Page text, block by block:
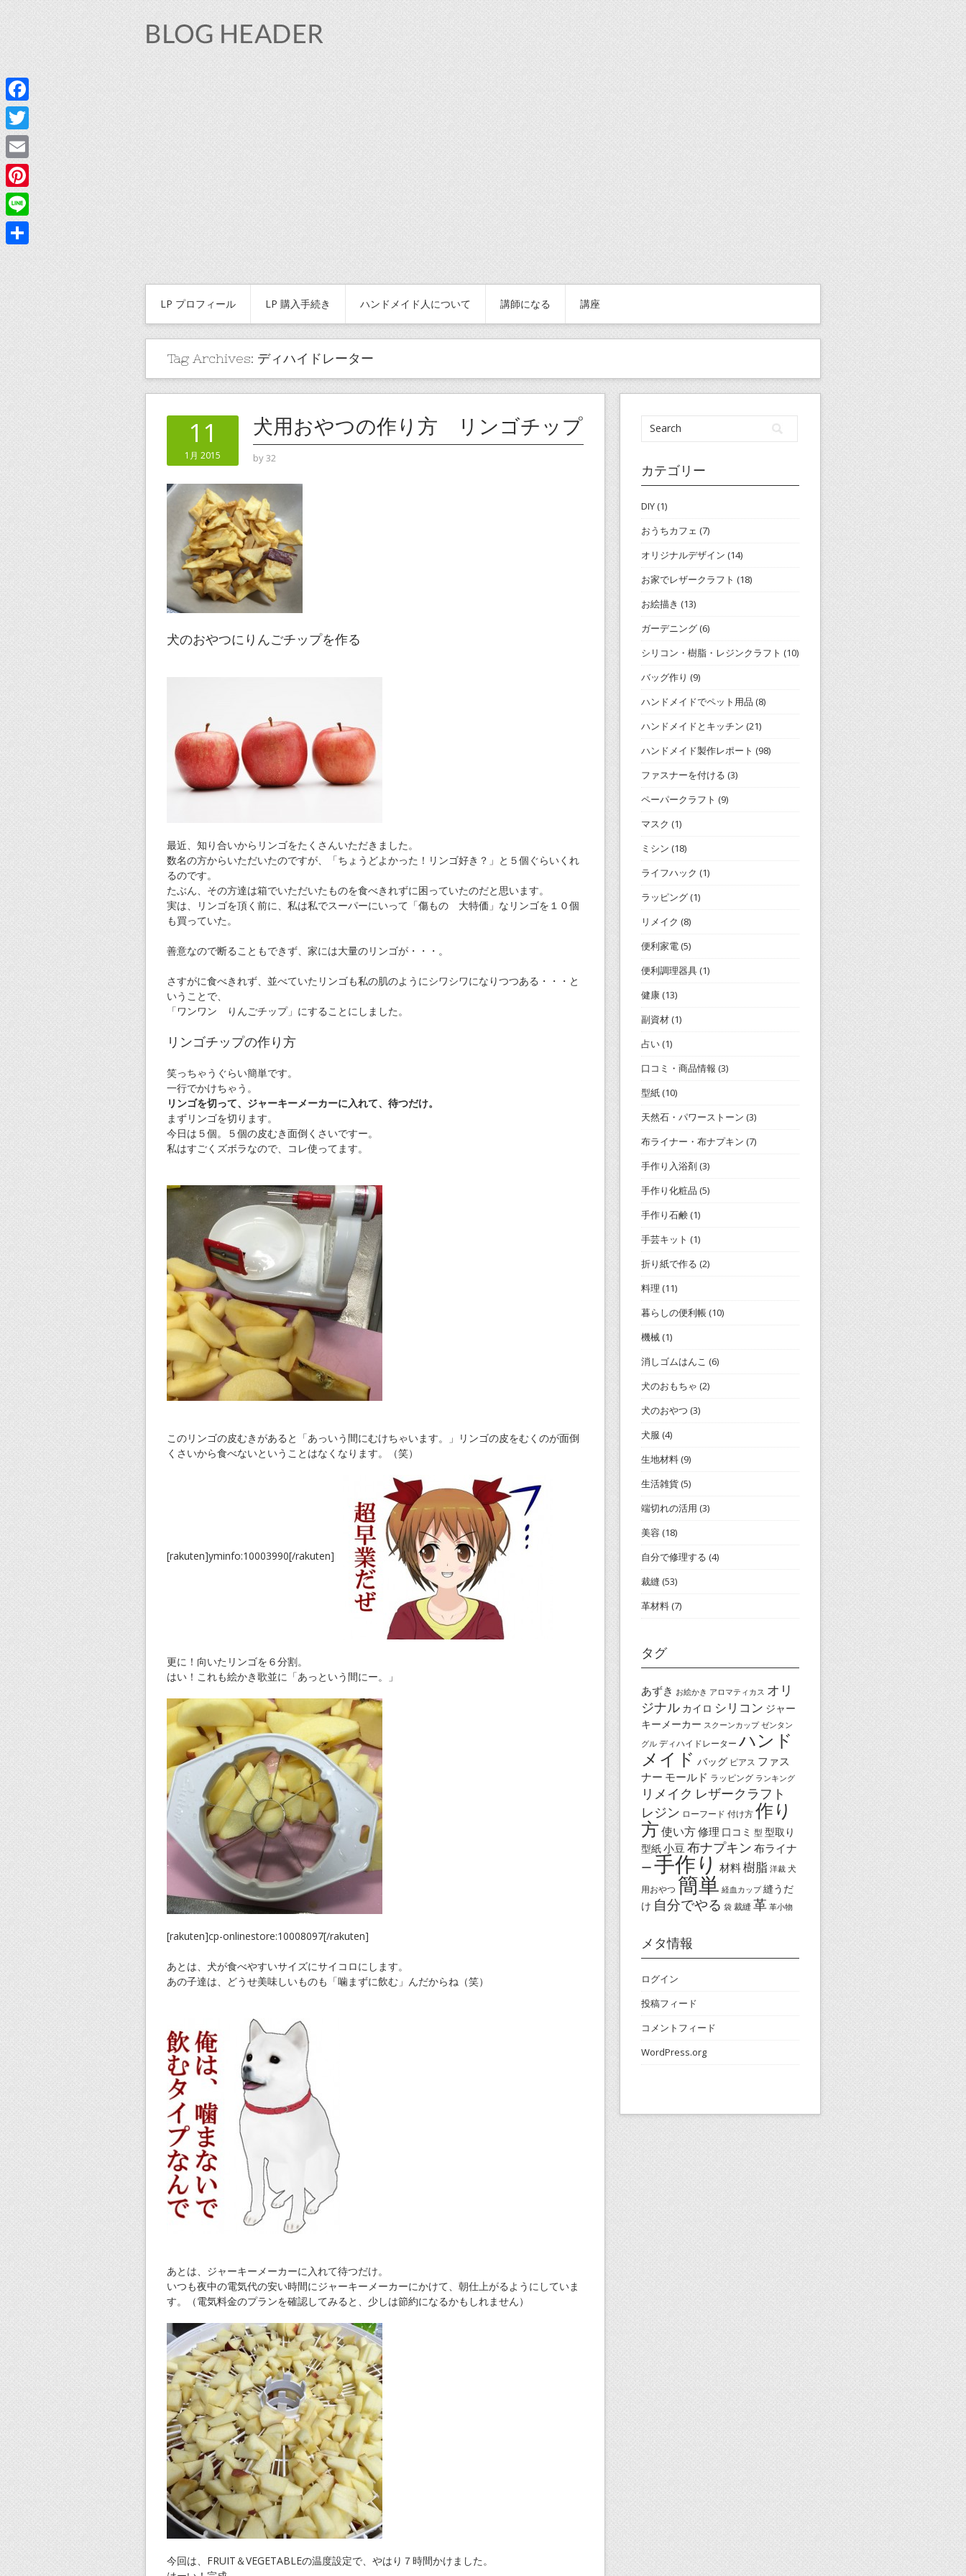
LP プロフィール LP 購入手続き ハンドメイド人について 講師になる 講座
Tag Archives: ディハイドレーター
11
1月 2015
犬用おやつの作り方 リンゴチップ
by32
犬のおやつにりんごチップを作る
最近、知り合いからリンゴをたくさんいただきました。
数名の方からいただいたのですが、「ちょうどよかった！リンゴ好き？」と５個ぐらいくれ
るのです。
たぶん、その方達は箱でいただいたものを食べきれずに困っていたのだと思います。
実は、リンゴを頂く前に、私は私でスーパーにいって「傷もの 大特価」なリンゴを１０個
も買っていた。
善意なので断ることもできず、家には大量のリンゴが・・・。
さすがに食べきれず、並べていたリンゴも私の肌のようにシワシワになりつつある・・・と
いうことで、
「ワンワン りんごチップ」にすることにしました。
リンゴチップの作り方
笑っちゃうぐらい簡単です。
一行でかけちゃう。
リンゴを切って、ジャーキーメーカーに入れて、待つだけ。
まずリンゴを切ります。
今日は５個。５個の皮むき面倒くさいですー。
私はすごくズボラなので、コレ使ってます。
このリンゴの皮むきがあると「あっいう間にむけちゃいます。」リンゴの皮をむくのが面倒
くさいから食べないということはなくなります。（笑）
[rakuten]yminfo:10003990[/rakuten]
更に！向いたリンゴを６分割。
はい！これも絵かき歌並に「あっという間にー。」
[rakuten]cp-onlinestore:10008097[/rakuten]
あとは、犬が食べやすいサイズにサイコロにします。
あの子達は、どうせ美味しいものも「噛まずに飲む」んだからね（笑）
あとは、ジャーキーメーカーに入れて待つだけ。
いつも夜中の電気代の安い時間にジャーキーメーカーにかけて、朝仕上がるようにしていま
す。（電気料金のプランを確認してみると、少しは節約になるかもしれません）
今回は、FRUIT＆VEGETABLEの温度設定で、やはり７時間かけました。
カテゴリー
DIY(1)
おうちカフェ (7)
オリジナルデザイン (14)
お家でレザークラフト (18)
お絵描き (13)
ガーデニング(6)
シリコン・樹脂・レジンクラフト (10)
バッグ作り (9)
ハンドメイドでペット用品 (8)
ハンドメイドとキッチン (21)
ハンドメイド製作レポート (98)
ファスナーを付ける (3)
ペーパークラフト (9)
マスク (1)
ミシン (18)
ライフハック (1)
ラッピング(1)
リメイク (8)
便利家電(5)
便利調理器具(1)
健康(13)
副資材(1)
占い(1)
口コミ・商品情報 (3)
型紙(10)
天然石・パワーストーン (3)
布ライナー・布ナプキン (7)
手作り入浴剤(3)
手作り化粧品 (5)
手作り石鹸(1)
手芸キット (1)
折り紙で作る (2)
料理 (11)
暮らしの便利帳(10)
機械(1)
消しゴムはんこ (6)
犬のおもちゃ (2)
犬のおやつ (3)
犬服 (4)
生地材料(9)
生活雑貨(5)
端切れの活用 (3)
美容 (18)
自分で修理する (4)
裁縫 (53)
革材料(7)
タグ
あずき お絵かき アロマティカス オリ
ジナル カイロ シリコン ジャー
キーメーカー スクーンカップ ゼンタン
グル ディハイドレーター ハンド
メイド バッグ ピアス ファス
ナー モールド ラッピング ランキング
リメイク レザークラフト
レジン ローフード 付け方作り
方使い方修理 口コミ 型 型取り
型紙小豆 布ナプキン 布ライナ
ー 手作り 材料樹脂 洋裁 犬
用おやつ 簡単 経血カップ 縫うだ
け 自分でやる 袋 裁縫革 革小物
メタ情報
ログイン
投稿フィード
コメントフィード
WordPress.org
Facebook
Twitter
Email
Pinterest
Line